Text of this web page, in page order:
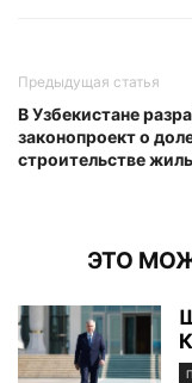
Предыдущая статья
В Узбекистане
законопроект о
строительстве
ЭТО